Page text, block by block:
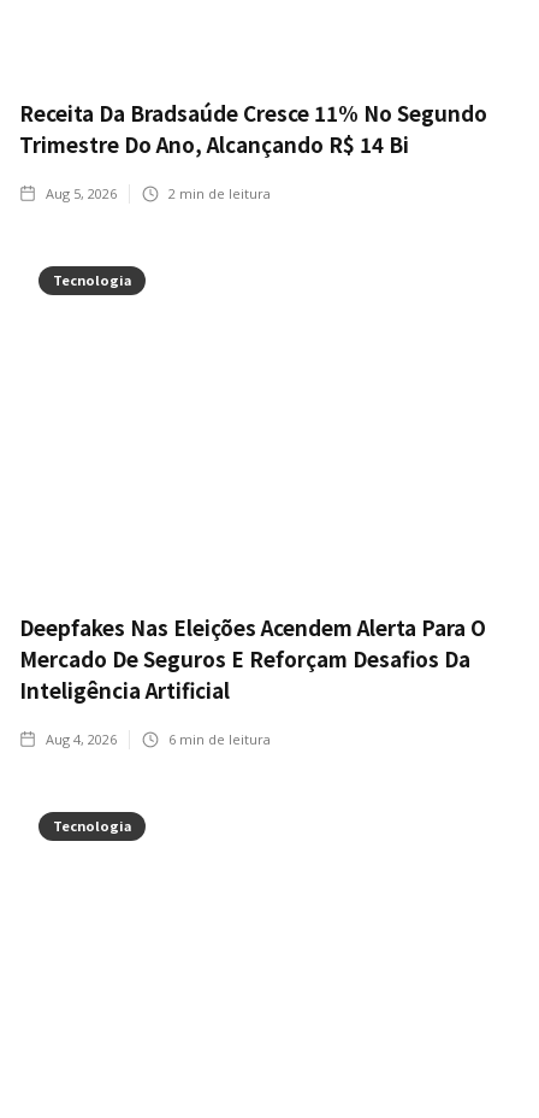
Receita Da Bradsaúde Cresce 11% No Segundo
Trimestre Do Ano, Alcançando R$ 14 Bi
Aug 5, 2026 2 min de leitura
Tecnologia
Deepfakes Nas Eleições Acendem Alerta Para O
Mercado De Seguros E Reforçam Desafios Da
Inteligência Artificial
Aug 4, 2026 6 min de leitura
Tecnologia